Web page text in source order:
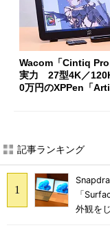
Wacom「Cintiq Pro
実力 27型4K／
0万円のXPPen「
記事ランキング
「
外観を